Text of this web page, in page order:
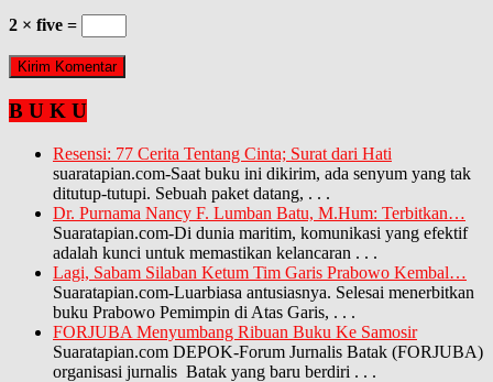
2 × five =
B U K U
Resensi: 77 Cerita Tentang Cinta; Surat dari Hati
suaratapian.com-Saat buku ini dikirim, ada senyum yang tak
ditutup-tutupi. Sebuah paket datang, . . .
Dr. Purnama Nancy F. Lumban Batu, M.Hum: Terbitkan…
Suaratapian.com-Di dunia maritim, komunikasi yang efektif
adalah kunci untuk memastikan kelancaran . . .
Lagi, Sabam Silaban Ketum Tim Garis Prabowo Kembal…
Suaratapian.com-Luarbiasa antusiasnya. Selesai menerbitkan
buku Prabowo Pemimpin di Atas Garis, . . .
FORJUBA Menyumbang Ribuan Buku Ke Samosir
Suaratapian.com DEPOK-Forum Jurnalis Batak (FORJUBA)
organisasi jurnalis Batak yang baru berdiri . . .